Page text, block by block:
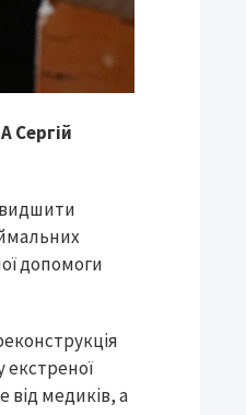
Сергій
допомоги
від медиків, а